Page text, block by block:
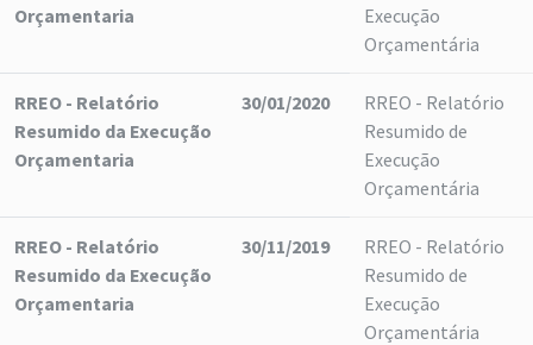
Orçamentaria
Execução
Orçamentária
RREO - Relatório
Resumido da Execução
Orçamentaria
30/01/2020
RREO - Relatório
Resumido de
Execução
Orçamentária
RREO - Relatório
Resumido da Execução
Orçamentaria
30/11/2019
RREO - Relatório
Resumido de
Execução
Orçamentária